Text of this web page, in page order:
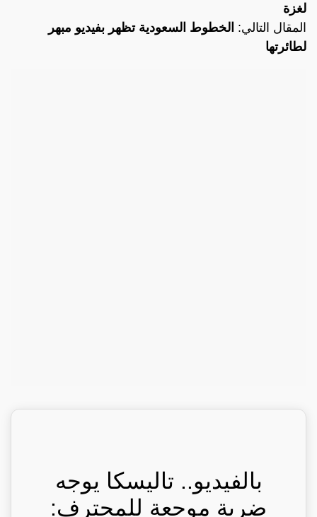
لغزة
المقال التالي: الخطوط السعودية تظهر بفيديو مبهر
لطائرتها
بالفيديو.. تاليسكا يوجه
ضربة موجعة للمحترف: